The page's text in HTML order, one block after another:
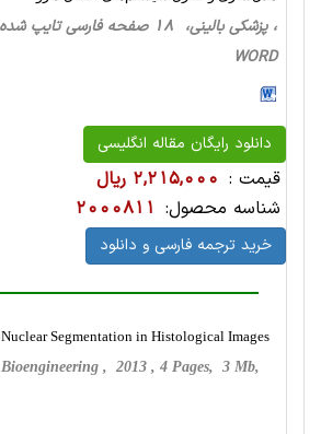
WORD
دانلود رایگان مقاله انگلیسی
قیمت : 2,215,000 ریال
شناسه محصول: 2000811
خرید ترجمه فارسی و دانلود
Segmentation in Histological Images
, 2013 , 4 Pages, 3 Mb,